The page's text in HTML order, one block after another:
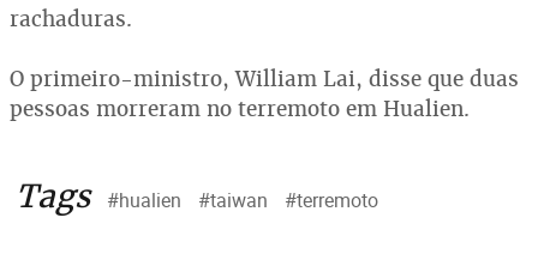
rachaduras.
O primeiro-ministro, William Lai, disse que duas
pessoas morreram no terremoto em Hualien.
Tags #hualien #taiwan #terremoto